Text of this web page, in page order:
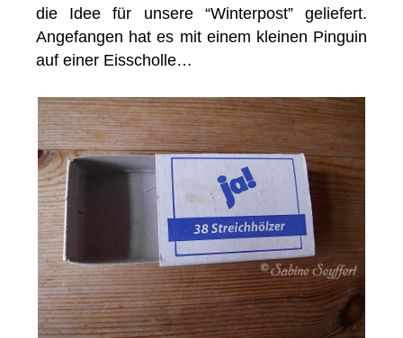
die Idee für unsere “Winterpost” geliefert.
Angefangen hat es mit einem kleinen Pinguin
auf einer Eisscholle…